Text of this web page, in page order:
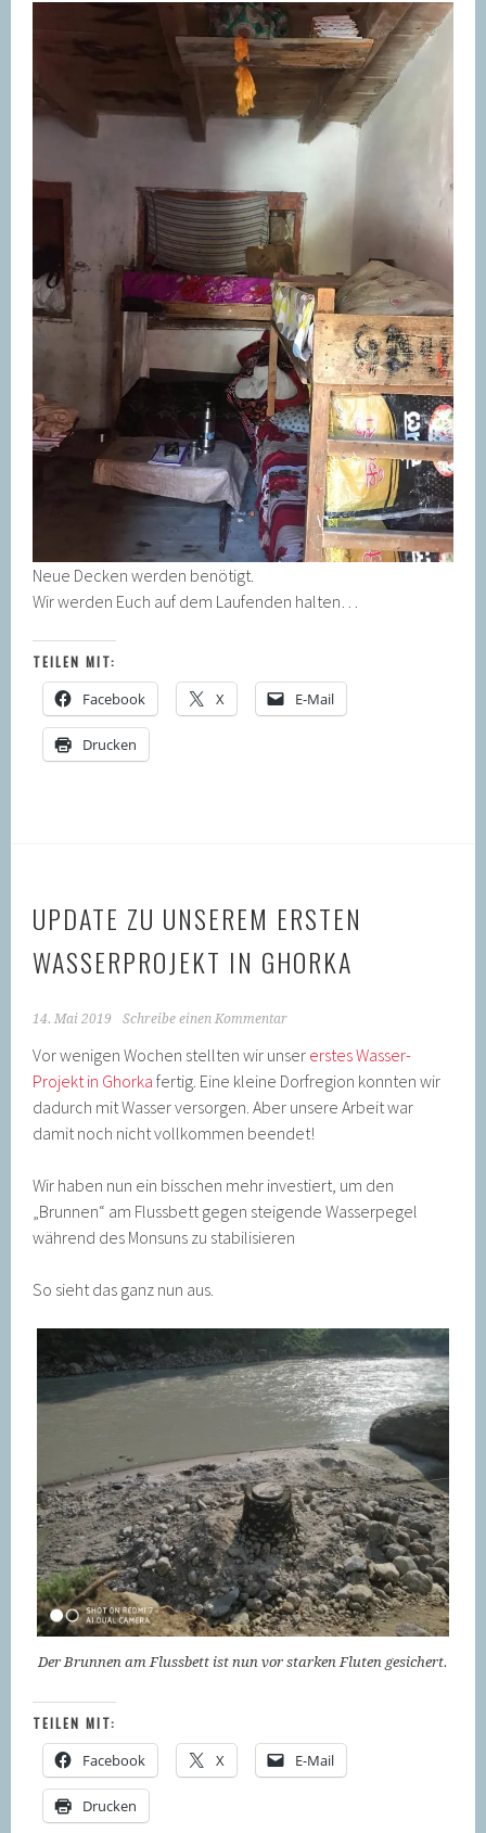
Neue Decken werden benötigt.
Wir werden Euch auf dem Laufenden halten…
TEILEN MIT:
Facebook X E-Mail
Drucken
UPDATE ZU UNSEREM ERSTEN
WASSERPROJEKT IN GHORKA
14. Mai 2019 Schreibe einen Kommentar
Vor wenigen Wochen stellten wir unser erstes Wasser-
Projekt in Ghorka fertig. Eine kleine Dorfregion konnten wir
dadurch mit Wasser versorgen. Aber unsere Arbeit war
damit noch nicht vollkommen beendet!
Wir haben nun ein bisschen mehr investiert, um den
„Brunnen“ am Flussbett gegen steigende Wasserpegel
während des Monsuns zu stabilisieren
So sieht das ganz nun aus.
Der Brunnen am Flussbett ist nun vor starken Fluten gesichert.
TEILEN MIT:
Facebook X E-Mail
Drucken